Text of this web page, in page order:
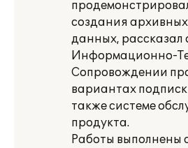
создания
данных, рассказал
Информационно-
Сопровождении
вариантах
также системе
продукта.
Работы выполнены